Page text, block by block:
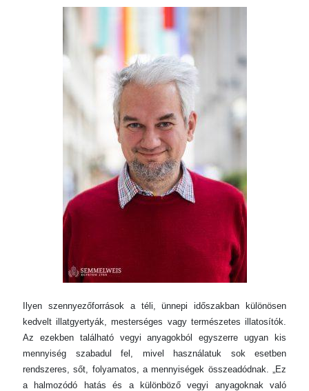
Ilyen szennyezőforrások a téli, ünnepi időszakban különösen
kedvelt illatgyertyák, mesterséges vagy természetes illatosítók.
Az ezekben található vegyi anyagokból egyszerre ugyan kis
mennyiség szabadul fel, mivel használatuk sok esetben
rendszeres, sőt, folyamatos, a mennyiségek összeadódnak. „Ez
a halmozódó hatás és a különböző vegyi anyagoknak való